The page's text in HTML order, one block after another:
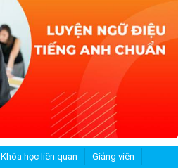
Khóa học liên quan
Giảng viên